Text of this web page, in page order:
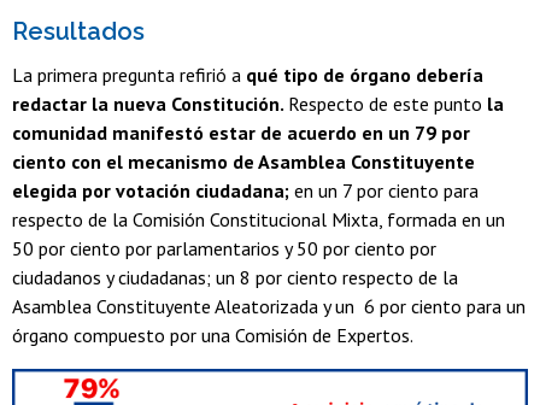
Resultados
La primera pregunta refirió a qué tipo de órgano debería
redactar la nueva Constitución. Respecto de este punto la
comunidad manifestó estar de acuerdo en un 79 por
ciento con el mecanismo de Asamblea Constituyente
elegida por votación ciudadana; en un 7 por ciento para
respecto de la Comisión Constitucional Mixta, formada en un
50 por ciento por parlamentarios y 50 por ciento por
ciudadanos y ciudadanas; un 8 por ciento respecto de la
Asamblea Constituyente Aleatorizada y un 6 por ciento para un
órgano compuesto por una Comisión de Expertos.